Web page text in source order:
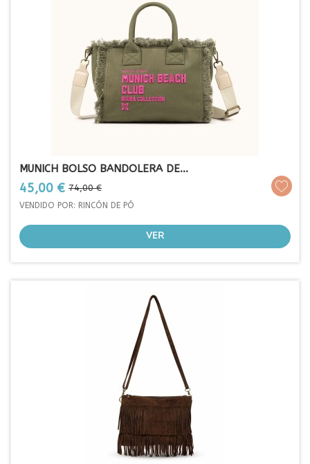
MUNICH BOLSO BANDOLERA DE...
Prezo
45,00 € Prezo
base
74,00 €
VENDIDO POR: RINCÓN DE PÓ
VER